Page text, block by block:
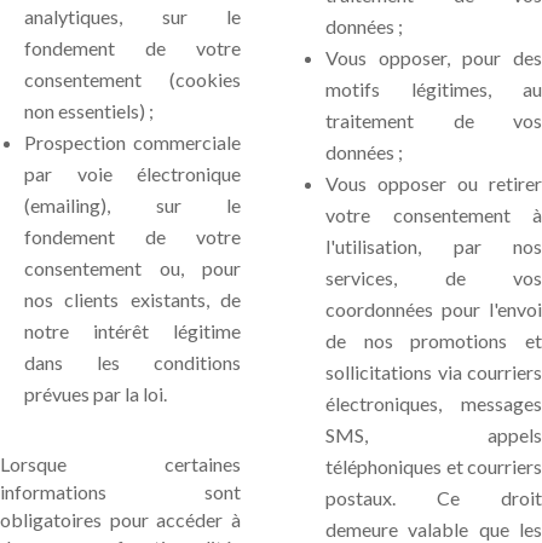
analytiques, sur le
fondement de votre
consentement (cookies
non essentiels) ;
Prospection commerciale
par voie électronique
(emailing), sur le
fondement de votre
consentement ou, pour
nos clients existants, de
notre intérêt légitime
dans les conditions
prévues par la loi.
Lorsque certaines
informations sont
obligatoires pour accéder à
données ;
Vous opposer, pour des
motifs légitimes, au
traitement de vos
données ;
Vous opposer ou retirer
votre consentement à
l'utilisation, par nos
services, de vos
coordonnées pour l'envoi
de nos promotions et
sollicitations via courriers
électroniques, messages
SMS, appels
téléphoniques et courriers
postaux. Ce droit
demeure valable que les